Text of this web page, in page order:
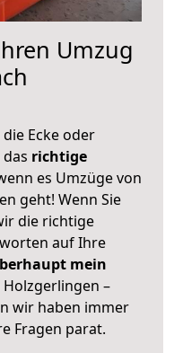
Umzug
Ecke oder
richtige
es Umzüge von
geht! Wenn Sie
die richtige
auf Ihre
mein
–
wir haben immer
Fragen parat.